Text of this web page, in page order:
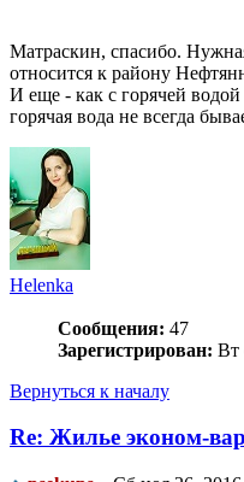
Матраскин, спасибо.
относится к району
И еще - как с горячей
горячая вода не всегда
Helenka
Сообщения: 47
Зарегистрирован: Вт
Вернуться к началу
Re: Жилье эконом-